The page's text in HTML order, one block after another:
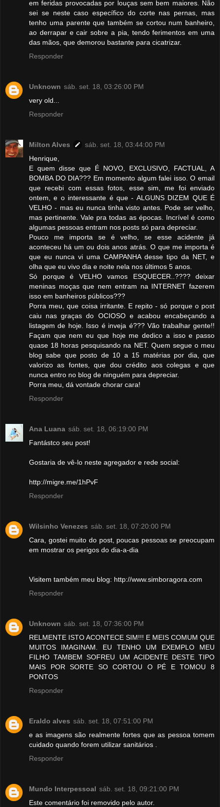
em feridas provocadas por louças sem bem maiores. Não
sei se neste caso específico do corte nas pernas, mas
tenho uma parente que também se cortou num banheiro,
ao derrapar e cair sobre a pia, tendo ferimentos em uma
das mãos, que demorou bastante para cicatrizar.
Responder
Unknown sáb. set. 18, 03:26:00 PM
very old...
Responder
Milton Alves
sáb. set. 18, 03:44:00 PM
Henrique,
E quem disse que É NOVO, EXCLUSIVO, FACTUAL, A
BOMBA DO DIA??? Em momento algum falei isso. O email
que recebi com essas fotos, esse sim, me foi enviado
ontem, e o interessante é que - ALGUNS DIZEM QUE É
VELHO - mas eu nunca tinha visto antes. Pode ser velho,
mas pertinente. Vale pra todas as épocas. Incrível é como
algumas pessoas entram nos posts só para depreciar.
Pouco me importa se é velho, se esse acidente já
aconteceu há um ou dois anos atrás. O que me importa é
que eu nunca vi uma CAMPANHA desse tipo da NET, e
olha que eu vivo dia e noite nela nos últimos 5 anos.
Só porque é VELHO vamos ESQUECER..???? deixar
meninas moças que nem entram na INTERNET fazerem
isso em banheiros públicos???
Porra meu, que coisa irritante. E repito - só porque o post
caiu nas graças do OCIOSO e acabou encabeçando a
listagem de hoje. Isso é inveja é??? Vão trabalhar gente!!
Façam que nem eu que hoje me dedico a isso e passo
quase 18 horas pesquisando na NET. Quem segue o meu
blog sabe que posto de 10 a 15 matérias por dia, que
valorizo as fontes, que dou crédito aos colegas e que
nunca entro no blog de ninguém para depreciar.
Porra meu, dá vontade chorar cara!
Responder
Ana Luana sáb. set. 18, 06:19:00 PM
Fantástco seu post!
Gostaria de vê-lo neste agregador e rede social:
http://migre.me/1hPvF
Responder
Wilsinho Venezes sáb. set. 18, 07:20:00 PM
Cara, gostei muito do post, poucas pessoas se preocupam
em mostrar os perigos do dia-a-dia
Visitem também meu blog: http://www.simboragora.com
Responder
Unknown sáb. set. 18, 07:36:00 PM
RELMENTE ISTO ACONTECE SIM!!! E MEIS COMUM QUE
MUITOS IMAGINAM. EU TENHO UM EXEMPLO MEU
FILHO TAMBEM SOFREU UM ACIDENTE DESTE TIPO
MAIS POR SORTE SO CORTOU O PÉ E TOMOU 8
PONTOS
Responder
Eraldo alves sáb. set. 18, 07:51:00 PM
e as imagens são realmente fortes que as pessoa tomem
cuidado quando forem utilizar sanitários .
Responder
Mundo Interpessoal sáb. set. 18, 09:21:00 PM
Este comentário foi removido pelo autor.